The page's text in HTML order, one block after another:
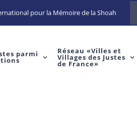
pour la Mémoire de la Shoah
parmi Réseau «Villes et
Villages des Justes
de France»